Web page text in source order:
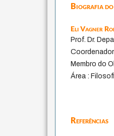
Biografia
Eli Vagner
Prof. Dr.
Membro do
Área :
Referências